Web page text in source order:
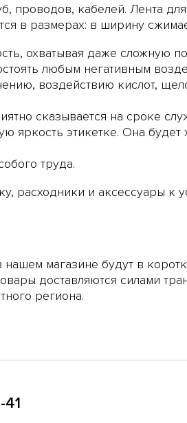
кабелей. Лента для
в размерах: в ширину
охватывая даже сложную
любым негативным
воздействию кислот,
сказывается на сроке
яркость этикетке. Она
труда.
расходники и аксессуары к
магазине будут в
доставляются силами
региона.